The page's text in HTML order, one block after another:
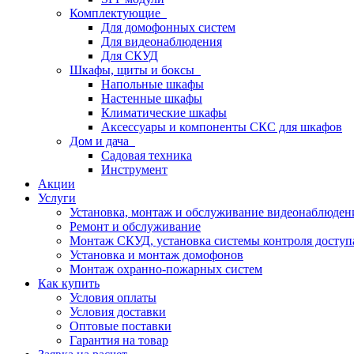
Комплектующие
Для домофонных систем
Для видеонаблюдения
Для СКУД
Шкафы, щиты и боксы
Напольные шкафы
Настенные шкафы
Климатические шкафы
Аксессуары и компоненты СКС для шкафов
Дом и дача
Садовая техника
Инструмент
Акции
Услуги
Установка, монтаж и обслуживание
Ремонт и обслуживание
Монтаж СКУД, установка системы контроля
Установка и монтаж домофонов
Монтаж охранно-пожарных систем
Как купить
Условия оплаты
Условия доставки
Оптовые поставки
Гарантия на товар